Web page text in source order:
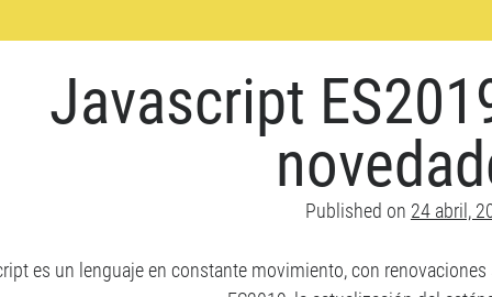
Javascript
Published on 24 abril,
es un lenguaje en constante movimiento, con